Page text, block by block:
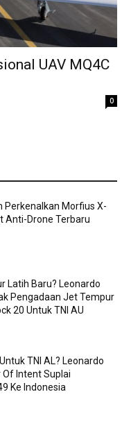
UAV MQ4C
0
Perkenalkan Morfius X-
Anti-Drone Terbaru
Latih Baru? Leonardo
Pengadaan Jet Tempur
20 Untuk TNI AU
TNI AL? Leonardo
Intent Suplai
Ke Indonesia